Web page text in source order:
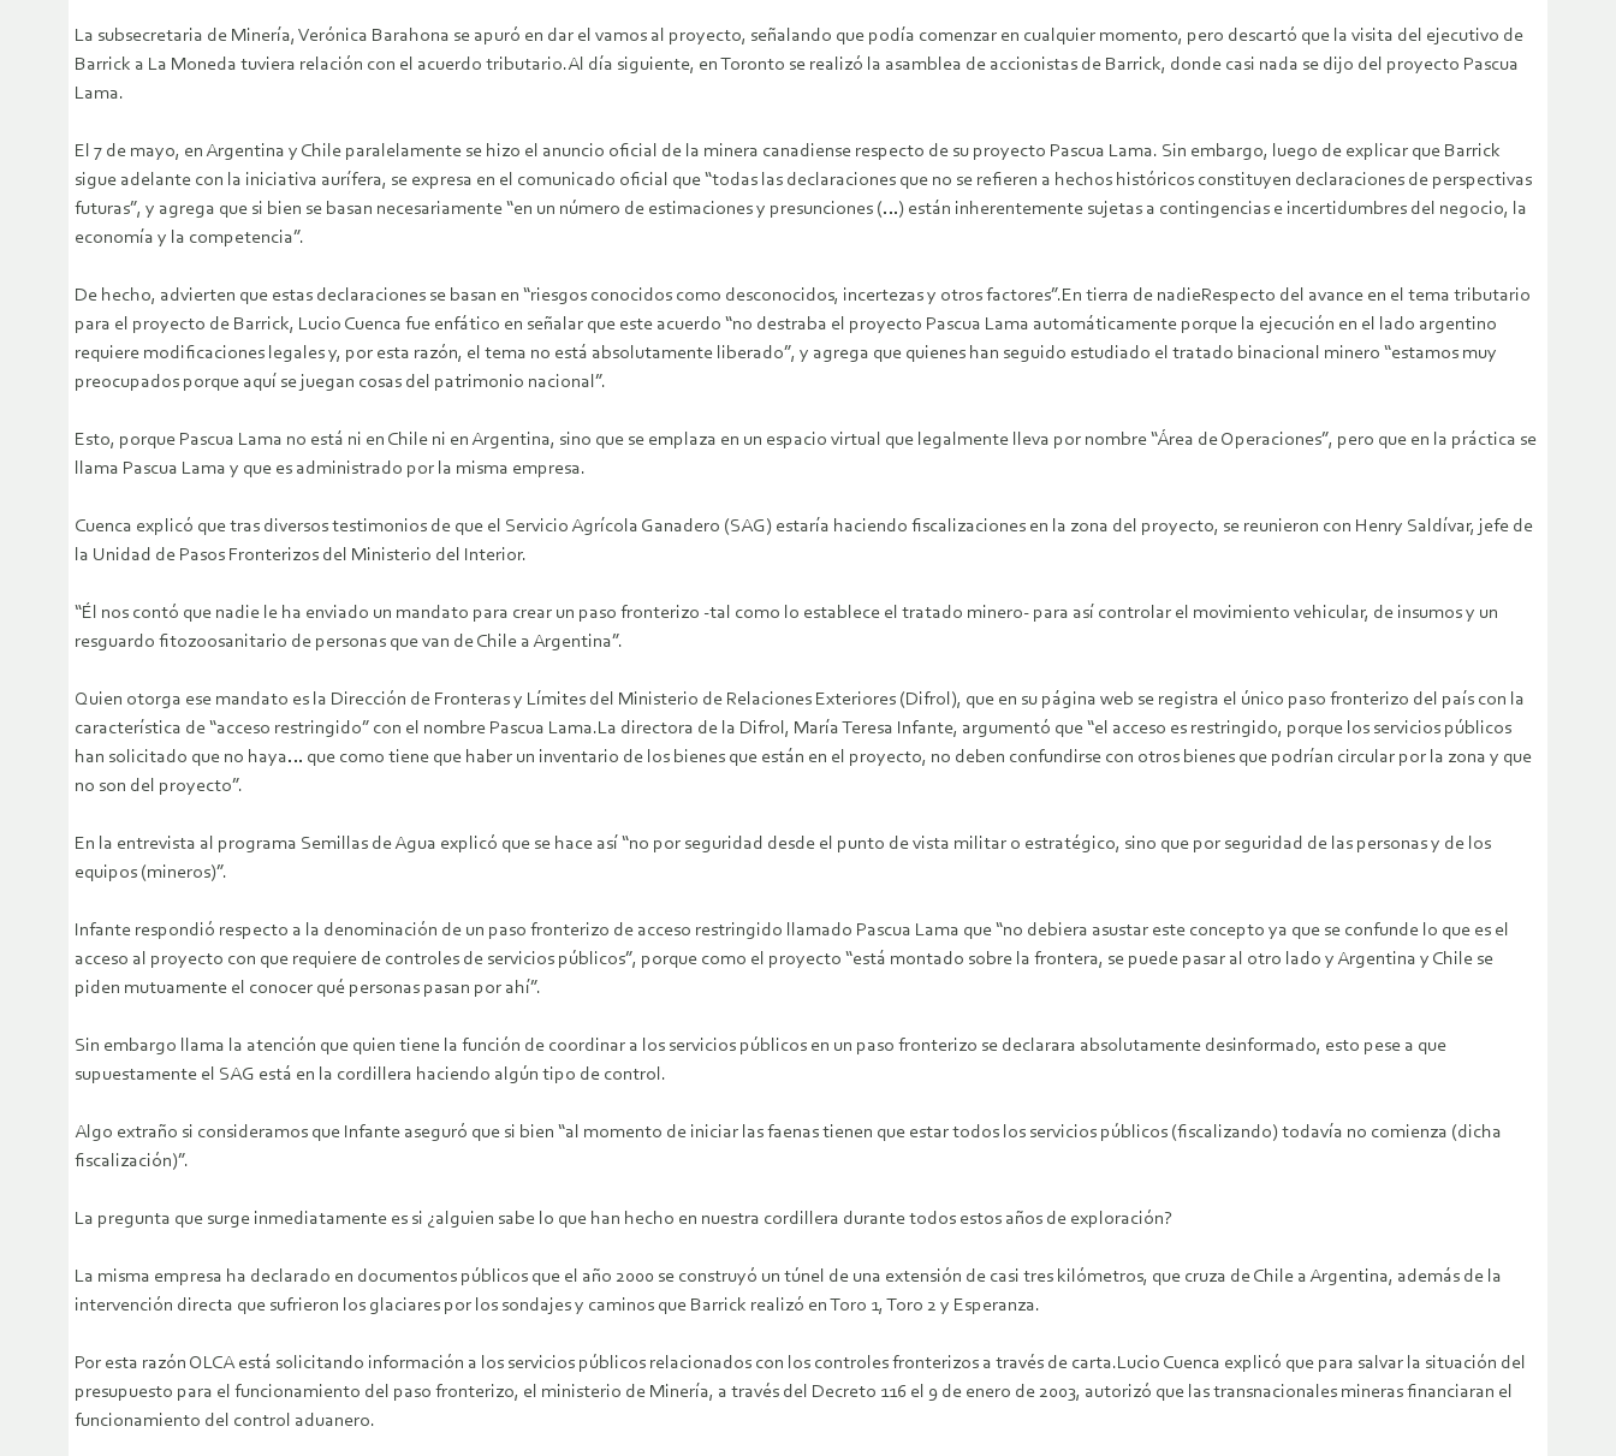
La subsecretaria de Minería, Verónica Barahona se apuró en dar el vamos al proyecto, señalando que podía comenzar en cualquier momento, pero descartó que la visita del ejecutivo de
Barrick a La Moneda tuviera relación con el acuerdo tributario.Al día siguiente, en Toronto se realizó la asamblea de accionistas de Barrick, donde casi nada se dijo del proyecto Pascua
Lama.
El 7 de mayo, en Argentina y Chile paralelamente se hizo el anuncio oficial de la minera canadiense respecto de su proyecto Pascua Lama. Sin embargo, luego de explicar que Barrick
sigue adelante con la iniciativa aurífera, se expresa en el comunicado oficial que “todas las declaraciones que no se refieren a hechos históricos constituyen declaraciones de perspectivas
futuras”, y agrega que si bien se basan necesariamente “en un número de estimaciones y presunciones (…) están inherentemente sujetas a contingencias e incertidumbres del negocio, la
economía y la competencia”.
De hecho, advierten que estas declaraciones se basan en “riesgos conocidos como desconocidos, incertezas y otros factores”.En tierra de nadieRespecto del avance en el tema tributario
para el proyecto de Barrick, Lucio Cuenca fue enfático en señalar que este acuerdo “no destraba el proyecto Pascua Lama automáticamente porque la ejecución en el lado argentino
requiere modificaciones legales y, por esta razón, el tema no está absolutamente liberado”, y agrega que quienes han seguido estudiado el tratado binacional minero “estamos muy
preocupados porque aquí se juegan cosas del patrimonio nacional”.
Esto, porque Pascua Lama no está ni en Chile ni en Argentina, sino que se emplaza en un espacio virtual que legalmente lleva por nombre “Área de Operaciones”, pero que en la práctica se
llama Pascua Lama y que es administrado por la misma empresa.
Cuenca explicó que tras diversos testimonios de que el Servicio Agrícola Ganadero (SAG) estaría haciendo fiscalizaciones en la zona del proyecto, se reunieron con Henry Saldívar, jefe de
la Unidad de Pasos Fronterizos del Ministerio del Interior.
“Él nos contó que nadie le ha enviado un mandato para crear un paso fronterizo -tal como lo establece el tratado minero- para así controlar el movimiento vehicular, de insumos y un
resguardo fitozoosanitario de personas que van de Chile a Argentina”.
Quien otorga ese mandato es la Dirección de Fronteras y Límites del Ministerio de Relaciones Exteriores (Difrol), que en su página web se registra el único paso fronterizo del país con la
característica de “acceso restringido” con el nombre Pascua Lama.La directora de la Difrol, María Teresa Infante, argumentó que “el acceso es restringido, porque los servicios públicos
han solicitado que no haya… que como tiene que haber un inventario de los bienes que están en el proyecto, no deben confundirse con otros bienes que podrían circular por la zona y que
no son del proyecto”.
En la entrevista al programa Semillas de Agua explicó que se hace así “no por seguridad desde el punto de vista militar o estratégico, sino que por seguridad de las personas y de los
equipos (mineros)”.
Infante respondió respecto a la denominación de un paso fronterizo de acceso restringido llamado Pascua Lama que “no debiera asustar este concepto ya que se confunde lo que es el
acceso al proyecto con que requiere de controles de servicios públicos”, porque como el proyecto “está montado sobre la frontera, se puede pasar al otro lado y Argentina y Chile se
piden mutuamente el conocer qué personas pasan por ahí”.
Sin embargo llama la atención que quien tiene la función de coordinar a los servicios públicos en un paso fronterizo se declarara absolutamente desinformado, esto pese a que
supuestamente el SAG está en la cordillera haciendo algún tipo de control.
Algo extraño si consideramos que Infante aseguró que si bien “al momento de iniciar las faenas tienen que estar todos los servicios públicos (fiscalizando) todavía no comienza (dicha
fiscalización)”.
La pregunta que surge inmediatamente es si ¿alguien sabe lo que han hecho en nuestra cordillera durante todos estos años de exploración?
La misma empresa ha declarado en documentos públicos que el año 2000 se construyó un túnel de una extensión de casi tres kilómetros, que cruza de Chile a Argentina, además de la
intervención directa que sufrieron los glaciares por los sondajes y caminos que Barrick realizó en Toro 1, Toro 2 y Esperanza.
Por esta razón OLCA está solicitando información a los servicios públicos relacionados con los controles fronterizos a través de carta.Lucio Cuenca explicó que para salvar la situación del
presupuesto para el funcionamiento del paso fronterizo, el ministerio de Minería, a través del Decreto 116 el 9 de enero de 2003, autorizó que las transnacionales mineras financiaran el
funcionamiento del control aduanero.